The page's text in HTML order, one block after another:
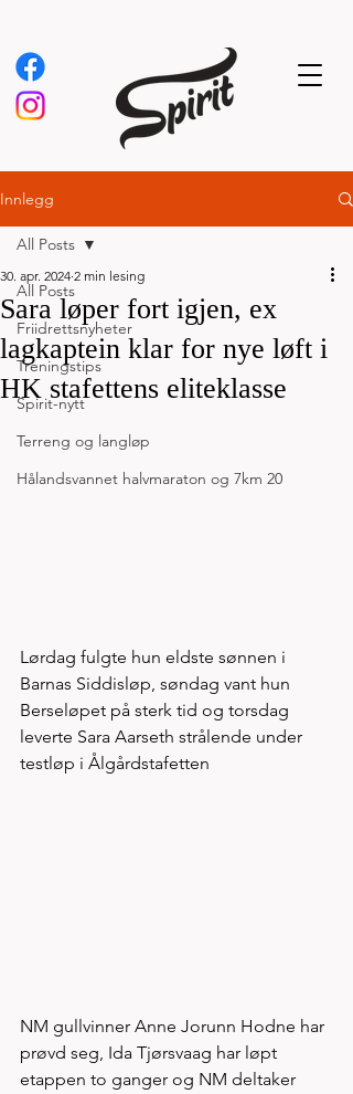
Innlegg
All Posts
Friidrettsnyheter
Treningstips
Spirit-nytt
Terreng og langløp
Hålandsvannet halvmaraton og 7km 20
All Posts
Sara løper fort igjen, ex
lagkaptein klar for nye løft i
HK stafettens eliteklasse
30. apr. 2024 2 min lesing
Lørdag fulgte hun eldste sønnen i
Barnas Siddisløp, søndag vant hun
Berseløpet på sterk tid og torsdag
leverte Sara Aarseth strålende under
testløp i Ålgårdstafetten
NM gullvinner Anne Jorunn Hodne har
prøvd seg, Ida Tjørsvaag har løpt
etappen to ganger og NM deltaker